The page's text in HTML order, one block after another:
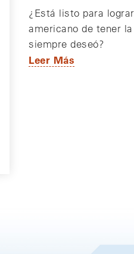
¿Está listo para
americano de tener
siempre deseó?
Leer Más